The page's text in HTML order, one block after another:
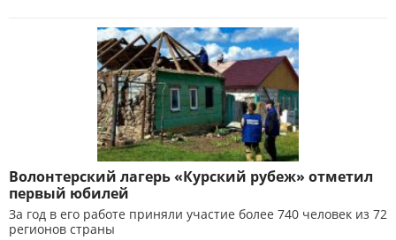
Волонтерский лагерь «Курский рубеж» отметил
первый юбилей
За год в его работе приняли участие более 740 человек из 72
регионов страны